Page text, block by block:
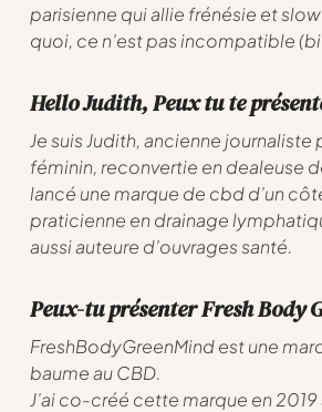
parisienne qui allie frénésie et
quoi, ce n’est pas incompatible
Hello Judith, Peux tu te
Je suis Judith, ancienne journaliste
féminin, reconvertie en dealeuse
lancé une marque de cbd d’un
praticienne en drainage
aussi auteure d’ouvrages santé.
Peux-tu présenter Fresh Body
FreshBodyGreenMind est une
baume au CBD.
J’ai co-créé cette marque en